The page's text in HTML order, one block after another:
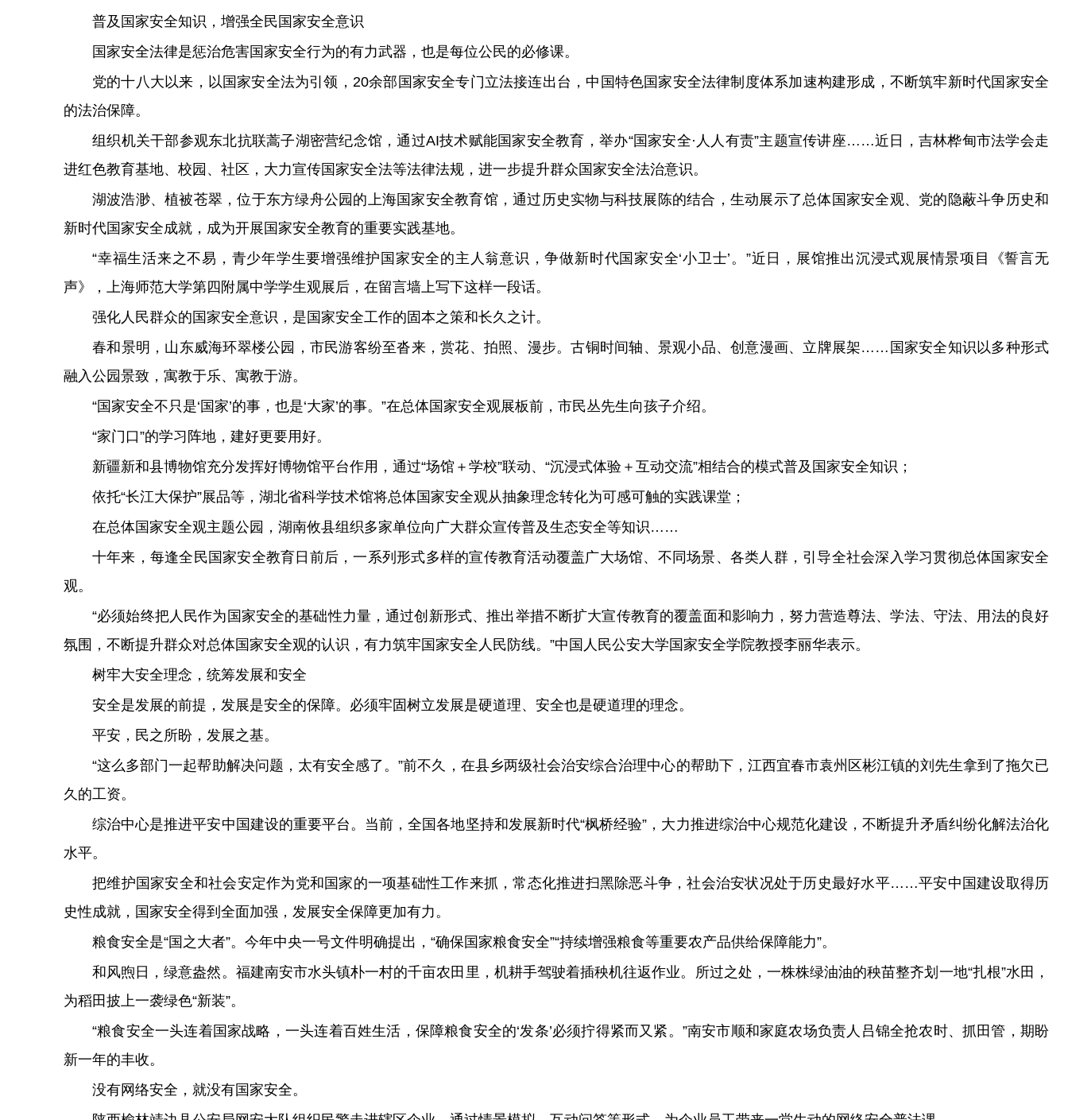
普及国家安全知识，增强全民国家安全意识
国家安全法律是惩治危害国家安全行为的有力武器，也是每位公民的必修课。
党的十八大以来，以国家安全法为引领，20余部国家安全专门立法接连出台，中国特色国家安全法律制度体系加速构建形成，不断筑牢新时代国家安全
的法治保障。
组织机关干部参观东北抗联蒿子湖密营纪念馆，通过AI技术赋能国家安全教育，举办“国家安全·人人有责”主题宣传讲座……近日，吉林桦甸市法学会走
进红色教育基地、校园、社区，大力宣传国家安全法等法律法规，进一步提升群众国家安全法治意识。
湖波浩渺、植被苍翠，位于东方绿舟公园的上海国家安全教育馆，通过历史实物与科技展陈的结合，生动展示了总体国家安全观、党的隐蔽斗争历史和
新时代国家安全成就，成为开展国家安全教育的重要实践基地。
“幸福生活来之不易，青少年学生要增强维护国家安全的主人翁意识，争做新时代国家安全‘小卫士’。”近日，展馆推出沉浸式观展情景项目《誓言无
声》，上海师范大学第四附属中学学生观展后，在留言墙上写下这样一段话。
强化人民群众的国家安全意识，是国家安全工作的固本之策和长久之计。
春和景明，山东威海环翠楼公园，市民游客纷至沓来，赏花、拍照、漫步。古铜时间轴、景观小品、创意漫画、立牌展架……国家安全知识以多种形式
融入公园景致，寓教于乐、寓教于游。
“国家安全不只是‘国家’的事，也是‘大家’的事。”在总体国家安全观展板前，市民丛先生向孩子介绍。
“家门口”的学习阵地，建好更要用好。
新疆新和县博物馆充分发挥好博物馆平台作用，通过“场馆＋学校”联动、“沉浸式体验＋互动交流”相结合的模式普及国家安全知识；
依托“长江大保护”展品等，湖北省科学技术馆将总体国家安全观从抽象理念转化为可感可触的实践课堂；
在总体国家安全观主题公园，湖南攸县组织多家单位向广大群众宣传普及生态安全等知识……
十年来，每逢全民国家安全教育日前后，一系列形式多样的宣传教育活动覆盖广大场馆、不同场景、各类人群，引导全社会深入学习贯彻总体国家安全
观。
“必须始终把人民作为国家安全的基础性力量，通过创新形式、推出举措不断扩大宣传教育的覆盖面和影响力，努力营造尊法、学法、守法、用法的良好
氛围，不断提升群众对总体国家安全观的认识，有力筑牢国家安全人民防线。”中国人民公安大学国家安全学院教授李丽华表示。
树牢大安全理念，统筹发展和安全
安全是发展的前提，发展是安全的保障。必须牢固树立发展是硬道理、安全也是硬道理的理念。
平安，民之所盼，发展之基。
“这么多部门一起帮助解决问题，太有安全感了。”前不久，在县乡两级社会治安综合治理中心的帮助下，江西宜春市袁州区彬江镇的刘先生拿到了拖欠已
久的工资。
综治中心是推进平安中国建设的重要平台。当前，全国各地坚持和发展新时代“枫桥经验”，大力推进综治中心规范化建设，不断提升矛盾纠纷化解法治化
水平。
把维护国家安全和社会安定作为党和国家的一项基础性工作来抓，常态化推进扫黑除恶斗争，社会治安状况处于历史最好水平……平安中国建设取得历
史性成就，国家安全得到全面加强，发展安全保障更加有力。
粮食安全是“国之大者”。今年中央一号文件明确提出，“确保国家粮食安全”“持续增强粮食等重要农产品供给保障能力”。
和风煦日，绿意盎然。福建南安市水头镇朴一村的千亩农田里，机耕手驾驶着插秧机往返作业。所过之处，一株株绿油油的秧苗整齐划一地“扎根”水田，
为稻田披上一袭绿色“新装”。
“粮食安全一头连着国家战略，一头连着百姓生活，保障粮食安全的‘发条’必须拧得紧而又紧。”南安市顺和家庭农场负责人吕锦全抢农时、抓田管，期盼
新一年的丰收。
没有网络安全，就没有国家安全。